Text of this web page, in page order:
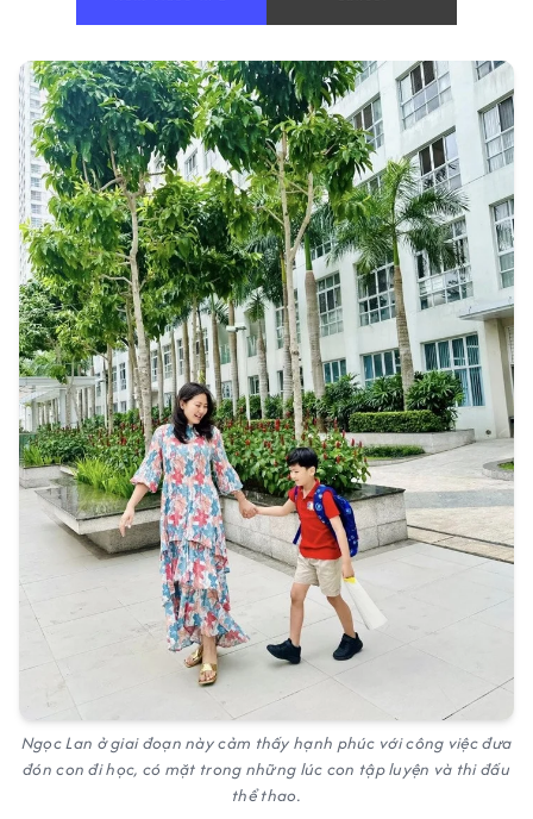
Ngọc Lan ở giai đoạn này cảm thấy hạnh phúc với công việc đưa
đón con đi học, có mặt trong những lúc con tập luyện và thi đấu
thể thao.